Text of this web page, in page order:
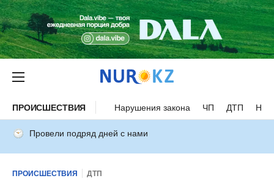
ПРОИСШЕСТВИЯ Нарушения закона ЧП ДТП
Провели подряд дней с нами
ПРОИСШЕСТВИЯ ДТП